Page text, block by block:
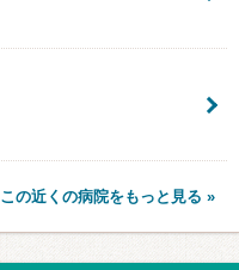
この近くの病院をもっと見る »